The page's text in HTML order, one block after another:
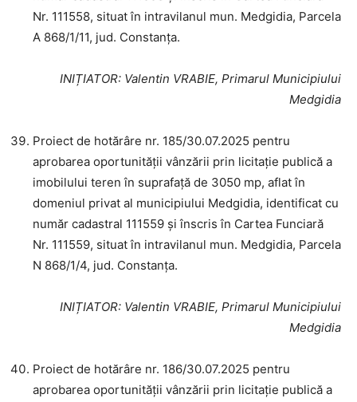
Nr. 111558, situat în intravilanul mun. Medgidia, Parcela
A 868/1/11, jud. Constanța.
INIȚIATOR: Valentin VRABIE, Primarul Municipiului
Medgidia
Proiect de hotărâre nr. 185/30.07.2025 pentru
aprobarea oportunității vânzării prin licitație publică a
imobilului teren în suprafață de 3050 mp, aflat în
domeniul privat al municipiului Medgidia, identificat cu
număr cadastral 111559 și înscris în Cartea Funciară
Nr. 111559, situat în intravilanul mun. Medgidia, Parcela
N 868/1/4, jud. Constanța.
INIȚIATOR: Valentin VRABIE, Primarul Municipiului
Medgidia
Proiect de hotărâre nr. 186/30.07.2025 pentru
aprobarea oportunității vânzării prin licitație publică a